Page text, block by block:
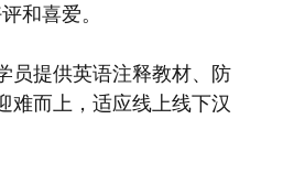
和喜爱。
员提供英语注释教材、防
难而上，适应线上线下汉